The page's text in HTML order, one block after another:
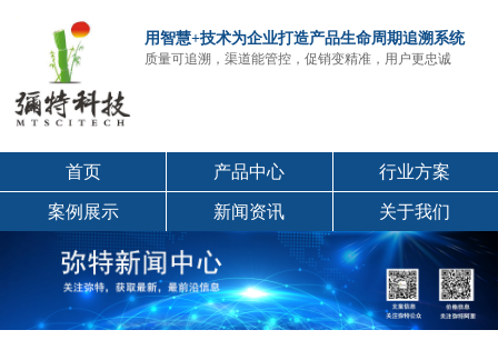
用智慧+技术为企业打造产品生命周期追溯系统
质量可追溯，渠道能管控，促销变精准，用户更忠诚
首页 产品中心 行业方案
案例展示 新闻资讯 关于我们